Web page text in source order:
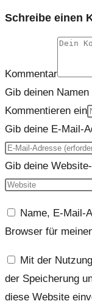
Schreibe einen
Kommentar
Gib deinen
Kommentieren ein
Gib deine E-Mail-
Gib deine
Name, E-Mail-
Browser für
Mit der
der Speicherung
diese Website